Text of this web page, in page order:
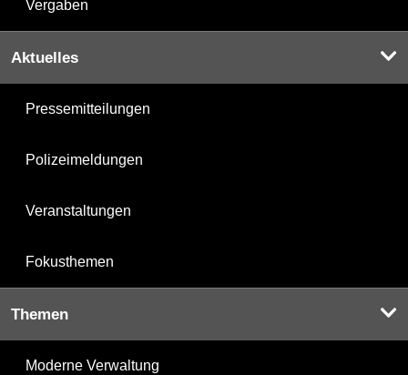
Vergaben
Aktuelles
Pressemitteilungen
Polizeimeldungen
Veranstaltungen
Fokusthemen
Themen
Moderne Verwaltung